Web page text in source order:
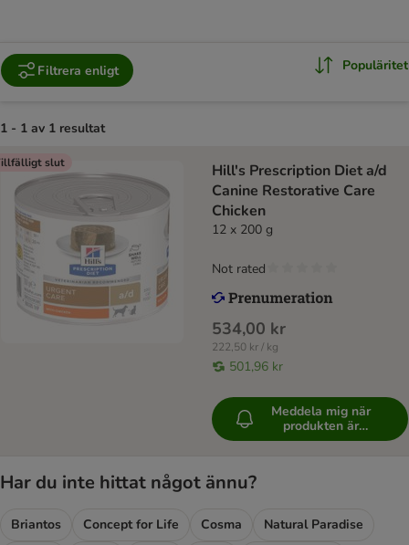
Filtrera enligt Populäritet
1 - 1 av 1 resultat
slut
Hill's Prescription Diet a/d
Canine Restorative Care
Chicken
12 x 200 g
534,00 kr
222,50 kr / kg
501,96 kr
Not rated
Meddela mig när
produkten är
tillgänglig
Har du inte hittat något ännu?
Briantos Concept for Life Cosma
Natural Paradise